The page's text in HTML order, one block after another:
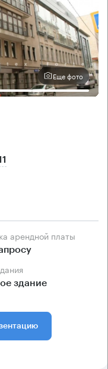
Еще фото
арендной платы
здание